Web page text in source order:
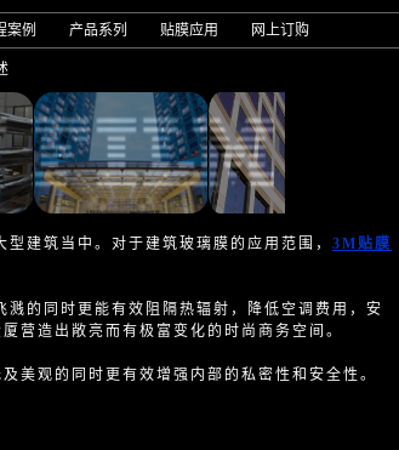
案例 产品系列 贴膜应用 网上订购
建筑当中。对于建筑玻璃膜的应用范围， 3M贴膜
的同时更能有效阻隔热辐射，降低空调费用，安
营造出敞亮而有极富变化的时尚商务空间。
美观的同时更有效增强内部的私密性和安全性。